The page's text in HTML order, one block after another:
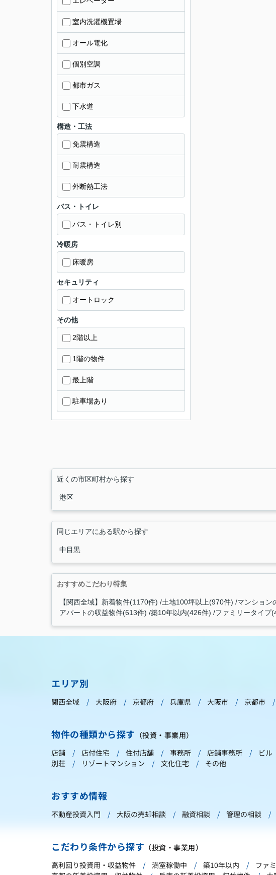
室内洗濯機置場
オール電化
個別空調
都市ガス
下水道
構造・工法
免震構造
耐震構造
外断熱工法
バス・トイレ
バス・トイレ別
冷暖房
床暖房
セキュリティ
オートロック
その他
2階以上
1階の物件
最上階
駐車場あり
近くの市区町村から探す
港区
同じエリアにある駅から探す
中目黒
おすすめこだわり特集
【関西全域】新着物件(1170件) 土地100坪以上(970件) マンション
アパートの収益物件(613件) 築10年以内(426件) ファミリータイプ
エリア別
関西全域 大阪府 京都府 兵庫県 大阪市 京都市
物件の種類から探す （投資・事業用）
店舗
店付住宅 住付店舗 事務所 店舗事務所 ビル
別荘
リゾートマンション 文化住宅 その他
おすすめ情報
不動産投資入門 大阪の売却相談 融資相談 管理の相談
こだわり条件から探す （投資・事業用）
高利回り投資用・収益物件
満室稼働中 築10年以内 ファ